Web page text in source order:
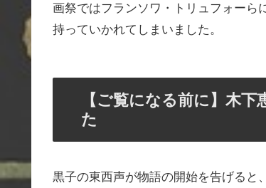
画祭ではフランソワ・トリュフォーら
持っていかれてしまいました。
【ご覧になる前に】木
た
黒子の東西声が物語の開始を告げると